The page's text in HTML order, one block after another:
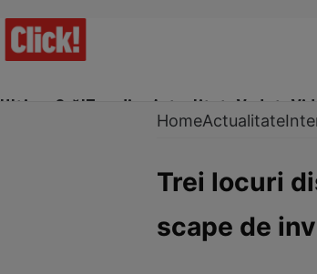
Ultima Oră!Trending Actualitate Vedete
InternaționalFapt
HomeActualitate
Trei locuri
scape de